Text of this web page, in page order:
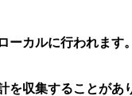
カルに行われま
を収集することがあ